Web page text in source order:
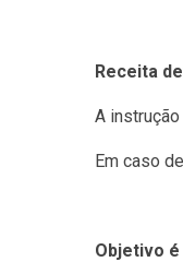
Receita
A
Em caso
Objetivo